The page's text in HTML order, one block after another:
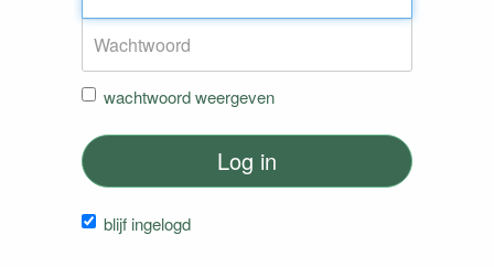
wachtwoord weergeven
Log in
blijf ingelogd